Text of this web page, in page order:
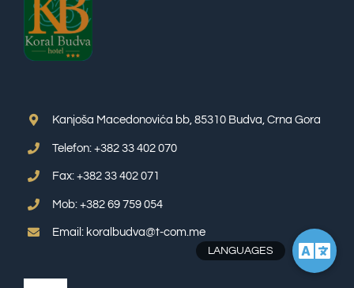
Kanjoša Macedonovića bb, 85310 Budva, Crna Gora
Telefon: +382 33 402 070
Fax: +382 33 402 071
Mob: +382 69 759 054
Email: koralbudva@t-com.me